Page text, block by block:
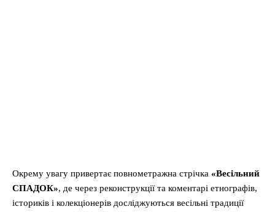
Окрему увагу привертає повнометражна стрічка «Весільний
СПАДОК», де через реконструкції та коментарі етнографів,
істориків і колекціонерів досліджуються весільні традиції